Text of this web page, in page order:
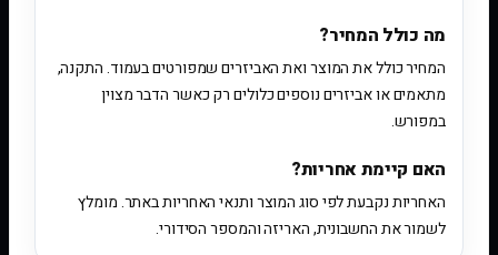
מה כולל המחיר?
המחיר כולל את המוצר ואת האביזרים שמפורטים בעמוד. התקנה,
מתאמים או אביזרים נוספים כלולים רק כאשר הדבר מצוין
במפורש.
האם קיימת אחריות?
האחריות נקבעת לפי סוג המוצר ותנאי האחריות באתר. מומלץ
לשמור את החשבונית, האריזה והמספר הסידורי.